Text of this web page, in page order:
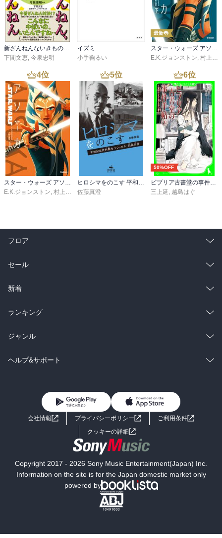
山村浩二さんの絵は、陰影の付け方が効果的な暗めの描写が雰囲
気満点でありながら、コミカルさも感じられることで、次第と親し
みが湧いてくるのは、富安さんの物語の楽しさも大きくて、基本的
に余計な行動さえ起こさなければ、見た目はそれ程人間と変わりな
いメンバーなのだが、そこは妖怪としての本能が抑えられないとき
り、おばあちゃんは何をとは書かないが、食べたくてたまらない衝
動が湧いてきたりする中、妖怪たちの親玉ではあるけれども、とて
も穏やかなジェントルマンのパパが上手く間に入って立ち回ること
によって、結果、なんとかなったとホッとする、そんなコメディタ
ッチの優しい展開は、市役所の地域共生課の｢野中さん｣と、『問題
ないっす』が口癖の、団地の管理局長｢的場さん｣の支えもあること
で、更に実感が増していく。
また、見越し入道が元の大きさに縮む方法や、サトリが人の心を
何でも見抜くこと等、それぞれの妖怪の個性を物語に上手く絡ませ
ていることには、富安さんの妖怪たちへの愛と共に、妖怪と人間の
んと168個ものおにぎりを作ったのだが、その理由が『ピクニックに
で妖怪は妖怪、人間は人間といった認識を勝手に持っていたのだけ
間と変わらないんだということを富安さんから教えられたような気
白さがある一方で、妖怪の存在意義を高らかに唱えてもいる作品だ
もわすれてしまったら、世の中、どんなにつまらないか。妖怪がい
だから、富安さんの物語は面白いんだ。
九十九という名前は、地域共生課の野中さんが引越祝いに、表札を
つけてくれた。
表札ぐらいだした方が、とプレゼントしてくれた。
どこに住むのかって？
････団地に？団地は団地でも････
無事にやっていくことができる？
2025､4､23　　読了
新ざんねんないきもの事典 昔のざんねん、今のざんねん
下間文恵, 今泉忠明
イズミ
小手鞠るい
最新巻
スター・ウォーズ アソーカ 下
E.K.ジョンストン, 村上清幸
4位
E.K.ジョンストン 村上清幸
5位
佐藤真澄
6位
50%OFF
三上延 越島はぐ
フロア
総合
ラノベ
雑誌・グラビア
BL・TL
セール
総合
ラノベ
雑誌・グラビア
BL・TL
新着
総合
ラノベ
雑誌・グラビア
ランキング
総合
ラノベ
ジャンル
コミック
ライトノベル 男子向けラノベ
小説
海外小説
ミステリー SF
文学
ヘルプ&サポート
よくあるご質問 お問い合わせ
会社情報 プライバシーポリシー
ご利用条件
クッキーの詳細
Copyright 2017 - 2026 Sony Music Entertainment(Japan) Inc.
Information on the site is for the Japan domestic market only
powered by